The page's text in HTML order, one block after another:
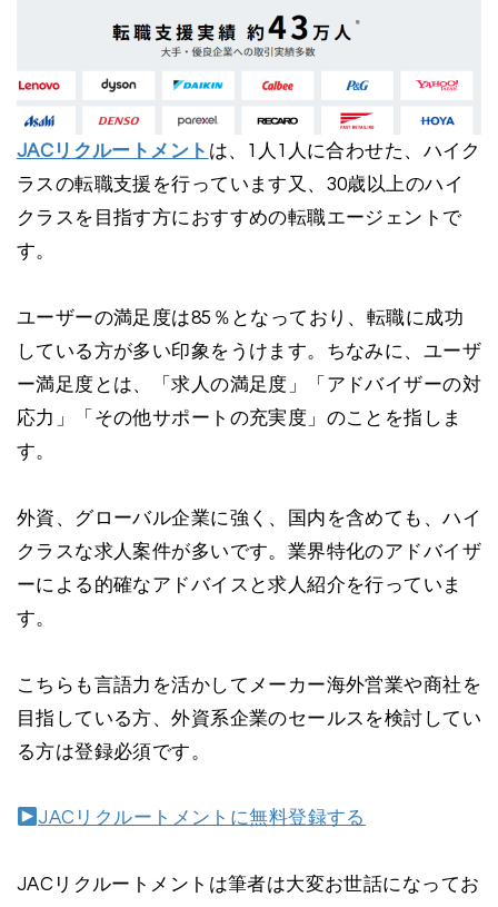
JACリクルートメント は、1人1人に合わせた、ハイク
ラスの転職支援を行っています又、30歳以上のハイ
クラスを目指す方におすすめの転職エージェントで
す。
ユーザーの満足度は85％となっており、転職に成功
している方が多い印象をうけます。ちなみに、ユーザ
ー満足度とは、「求人の満足度」「アドバイザーの対
応力」「その他サポートの充実度」のことを指しま
す。
外資、グローバル企業に強く、国内を含めても、ハイ
クラスな求人案件が多いです。業界特化のアドバイザ
ーによる的確なアドバイスと求人紹介を行っていま
す。
こちらも言語力を活かしてメーカー海外営業や商社を
目指している方、外資系企業のセールスを検討してい
る方は登録必須です。
JACリクルートメントに無料登録する
JACリクルートメントは筆者は大変お世話になってお